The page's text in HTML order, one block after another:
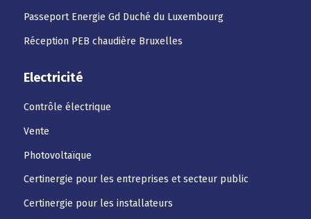
Passeport Energie Gd Duché du Luxembourg
Réception PEB chaudière Bruxelles
Electricité
Contrôle électrique
Vente
Photovoltaïque
Certinergie pour les entreprises et secteur public
Certinergie pour les installateurs